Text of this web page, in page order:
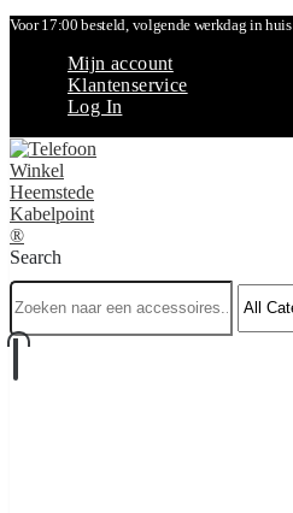
Voor 17:00 besteld, volgende werkdag in huis
Mijn account
Klantenservice
Log In
Search